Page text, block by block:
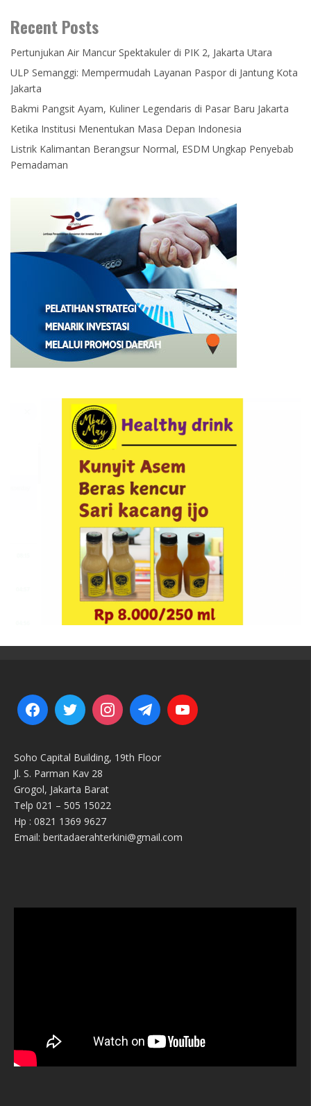
Recent Posts
Pertunjukan Air Mancur Spektakuler di PIK 2, Jakarta Utara
ULP Semanggi: Mempermudah Layanan Paspor di Jantung Kota
Jakarta
Bakmi Pangsit Ayam, Kuliner Legendaris di Pasar Baru Jakarta
Ketika Institusi Menentukan Masa Depan Indonesia
Listrik Kalimantan Berangsur Normal, ESDM Ungkap Penyebab
Pemadaman
Soho Capital Building, 19th Floor
Jl. S. Parman Kav 28
Grogol, Jakarta Barat
Telp 021 – 505 15022
Hp : 0821 1369 9627
Email: beritadaerahterkini@gmail.com